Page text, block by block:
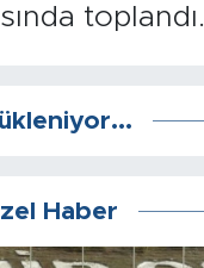
toplandı.
Haber